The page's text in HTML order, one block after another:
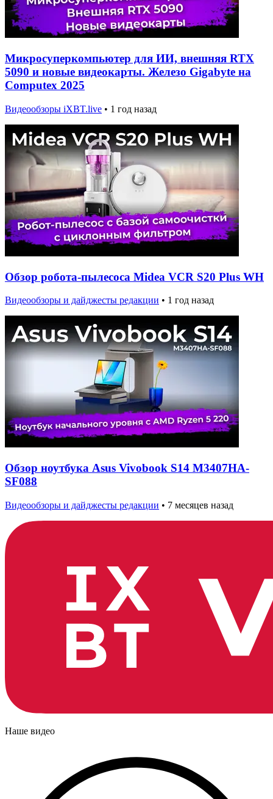
Микросуперкомпьютер для ИИ, внешняя RTX
5090 и новые видеокарты. Железо Gigabyte на
Computex 2025
Видеообзоры iXBT.live • 1 год назад
Обзор робота-пылесоса Midea VCR S20 Plus WH
Видеообзоры и дайджесты редакции • 1 год назад
Обзор ноутбука Asus Vivobook S14 M3407HA-
SF088
Видеообзоры и дайджесты редакции • 7 месяцев назад
Наше видео